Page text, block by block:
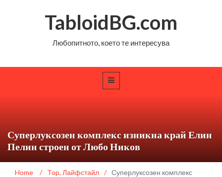
TabloidBG.com
Любопитното, което те интересува
Суперлуксозен комплекс изникна край Елин
Пелин строен от Любо Ников
Home / Top, Лайфстайл / Суперлуксозен комплекс